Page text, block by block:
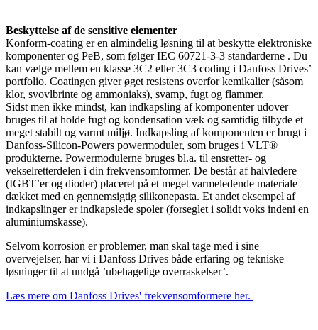
Beskyttelse af de sensitive elementer
Konform-coating er en almindelig løsning til at beskytte elektroniske
komponenter og PeB, som følger IEC 60721-3-3 standarderne . Du
kan vælge mellem en klasse 3C2 eller 3C3 coding i Danfoss Drives’
portfolio. Coatingen giver øget resistens overfor kemikalier (såsom
klor, svovlbrinte og ammoniaks), svamp, fugt og flammer.
Sidst men ikke mindst, kan indkapsling af komponenter udover
bruges til at holde fugt og kondensation væk og samtidig tilbyde et
meget stabilt og varmt miljø. Indkapsling af komponenten er brugt i
Danfoss-Silicon-Powers powermoduler, som bruges i VLT®
produkterne. Powermodulerne bruges bl.a. til ensretter- og
vekselretterdelen i din frekvensomformer. De består af halvledere
(IGBT’er og dioder) placeret på et meget varmeledende materiale
dækket med en gennemsigtig silikonepasta. Et andet eksempel af
indkapslinger er indkapslede spoler (forseglet i solidt voks indeni en
aluminiumskasse).
Selvom korrosion er problemer, man skal tage med i sine
overvejelser, har vi i Danfoss Drives både erfaring og tekniske
løsninger til at undgå ’ubehagelige overraskelser’.
Læs mere om Danfoss Drives' frekvensomformere her.